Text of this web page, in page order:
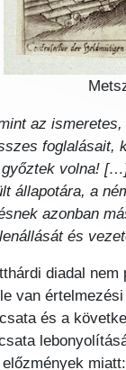
az
foglalásait,
volna!
állapotára, a
azonban
és
diadal
van
és a
miatt: